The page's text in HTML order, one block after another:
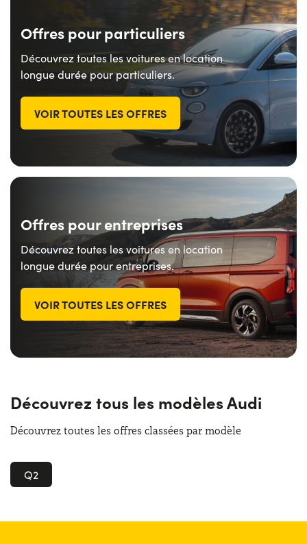
Offres pour particuliers
Découvrez toutes les voitures en location
longue durée pour particuliers.
VOIR TOUTES LES OFFRES
Offres pour entreprises
Découvrez toutes les voitures en location
longue durée pour entreprises.
VOIR TOUTES LES OFFRES
Découvrez tous les modèles Audi
Découvrez toutes les offres classées par modèle
Q2